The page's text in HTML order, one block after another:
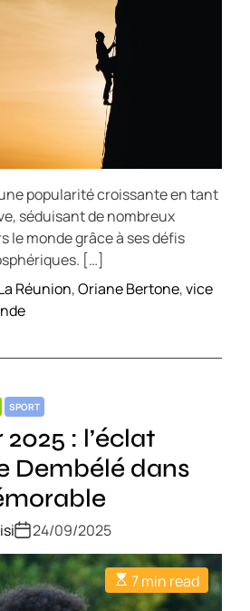
popularité croissante en tant
séduisant de nombreux
le monde grâce à ses défis
[…]
Réunion,Oriane Bertone,vice
SPORT
2025 : l’éclat
Dembélé dans
24/09/2025
7 min read